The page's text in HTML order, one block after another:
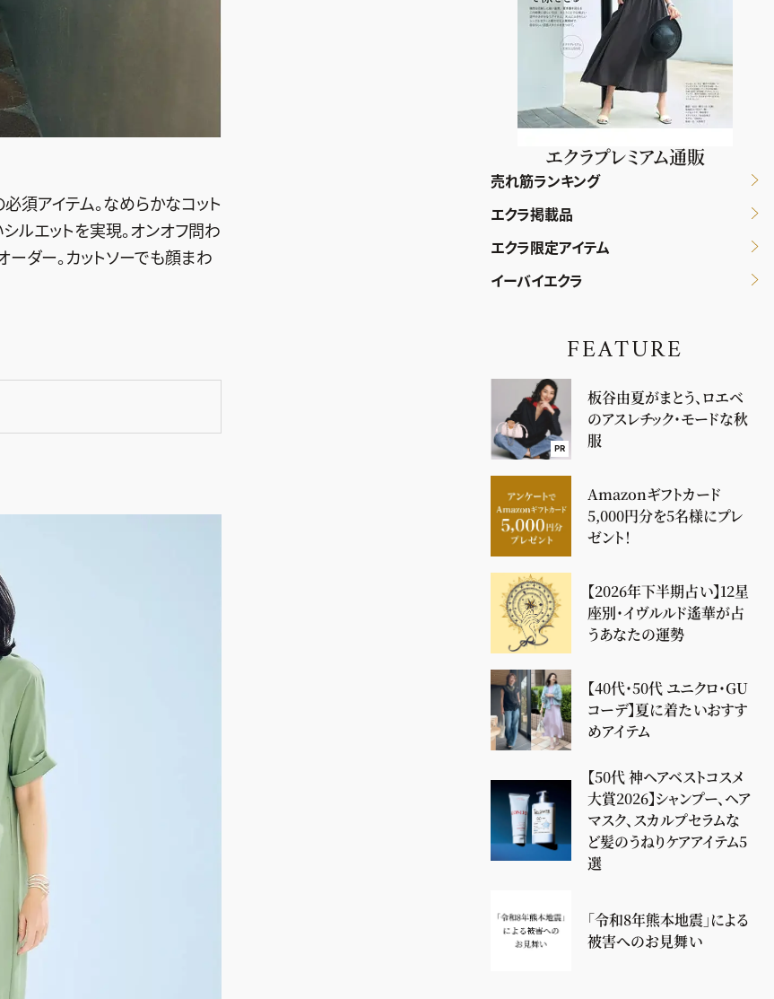
須アイテム。なめらかなコット
ルエットを実現。オンオフ問わ
ダー。カットソーでも顔まわ
エクラプレミアム通販
売れ筋ランキング
エクラ掲載品
エクラ限定アイテム
イーバイエクラ
FEATURE
PR
板谷由夏がまとう、ロエベ
のアスレチック・モードな秋
服
Amazonギフトカード
5,000円分を5名様にプレ
ゼント！
【2026年下半期占い】12星
座別・イヴルルド遙華が占
うあなたの運勢
【40代・50代 ユニクロ・GU
コーデ】夏に着たいおすす
めアイテム
【50代 神ヘアベストコスメ
大賞2026】シャンプー、ヘア
マスク、スカルプセラムな
ど髪のうねりケアアイテム5
選
「令和8年熊本地震」による
被害へのお見舞い